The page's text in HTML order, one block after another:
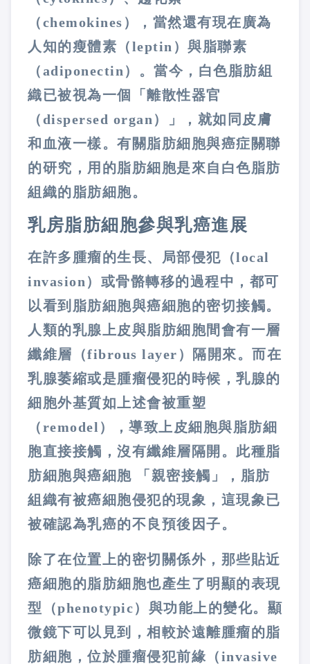
（chemokines ），當然還有現在廣為
人知的瘦體素（leptin ）與脂聯素
（adiponectin ）。當今，白色脂肪組
織已被視為一個「離散性器官
（dispersed organ ）」，就如同皮膚
和血液一樣。有關脂肪細胞與癌症關聯
的研究，用的脂肪細胞是來自白色脂肪
組織的脂肪細胞。
乳房脂肪細胞參與乳癌進展
在許多腫瘤的生長、局部侵犯（local
invasion ）或骨骼轉移的過程中，都可
以看到脂肪細胞與癌細胞的密切接觸。
人類的乳腺上皮與脂肪細胞間會有一層
纖維層（fibrous layer ）隔開來。而在
乳腺萎縮或是腫瘤侵犯的時候，乳腺的
細胞外基質如上述會被重塑
（remodel ），導致上皮細胞與脂肪細
胞直接接觸，沒有纖維層隔開。此種脂
肪細胞與癌細胞
「親密接觸」，脂肪
組織有被癌細胞侵犯的現象，這現象已
被確認為乳癌的不良預後因子。
除了在位置上的密切關係外，那些貼近
癌細胞的脂肪細胞也產生了明顯的表現
型（phenotypic）與功能上的變化。顯
微鏡下可以見到，相較於遠離腫瘤的脂
肪細胞，位於腫瘤侵犯前緣（invasive